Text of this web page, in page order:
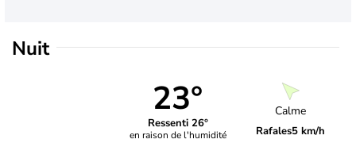
Nuit
23°
Ressenti 26°
en raison de l'humidité
Calme
Rafales5 km/h